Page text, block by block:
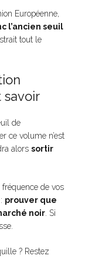
Européenne,
l’ancien seuil
tout le
savoir
de
ce volume n’est
alors sortir
de vos
prouver que
noir. Si
? Restez